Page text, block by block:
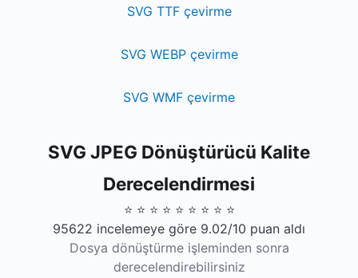
SVG TTF çevirme
SVG WEBP çevirme
SVG WMF çevirme
SVG JPEG Dönüştürücü Kalite
Derecelendirmesi
⭐ ⭐ ⭐ ⭐ ⭐ ⭐ ⭐ ⭐ ⭐
95622 incelemeye göre 9.02/10 puan aldı
Dosya dönüştürme işleminden sonra
derecelendirebilirsiniz